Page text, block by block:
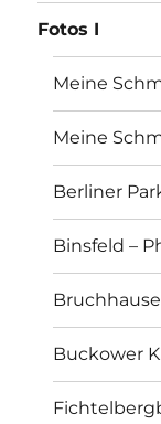
Fotos I
Meine
Meine
Berliner
Binsfeld –
Buckower